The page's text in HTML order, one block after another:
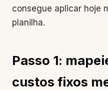
consegue aplicar hoje
planilha.
Passo 1:
custos fixos